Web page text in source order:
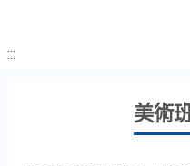
:::
美術